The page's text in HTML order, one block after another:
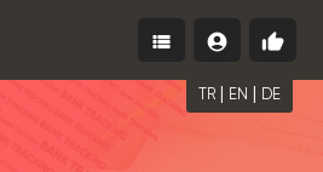
thumb_up
मुफ़्त
शुरू
करें
account_circle
लॉग
इन
करें
view_list
Menu
TR EN DE